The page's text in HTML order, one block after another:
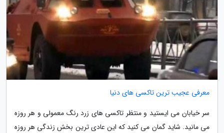
معرفی عجیب ترین تاکسی های دنیا
سر خیابان می ایستید و منتظر تاکسی های زرد رنگ معمولی و هر روزه
می مانید. شاید گمان می کنید که این عادی ترین بخش زندگی هر روزه